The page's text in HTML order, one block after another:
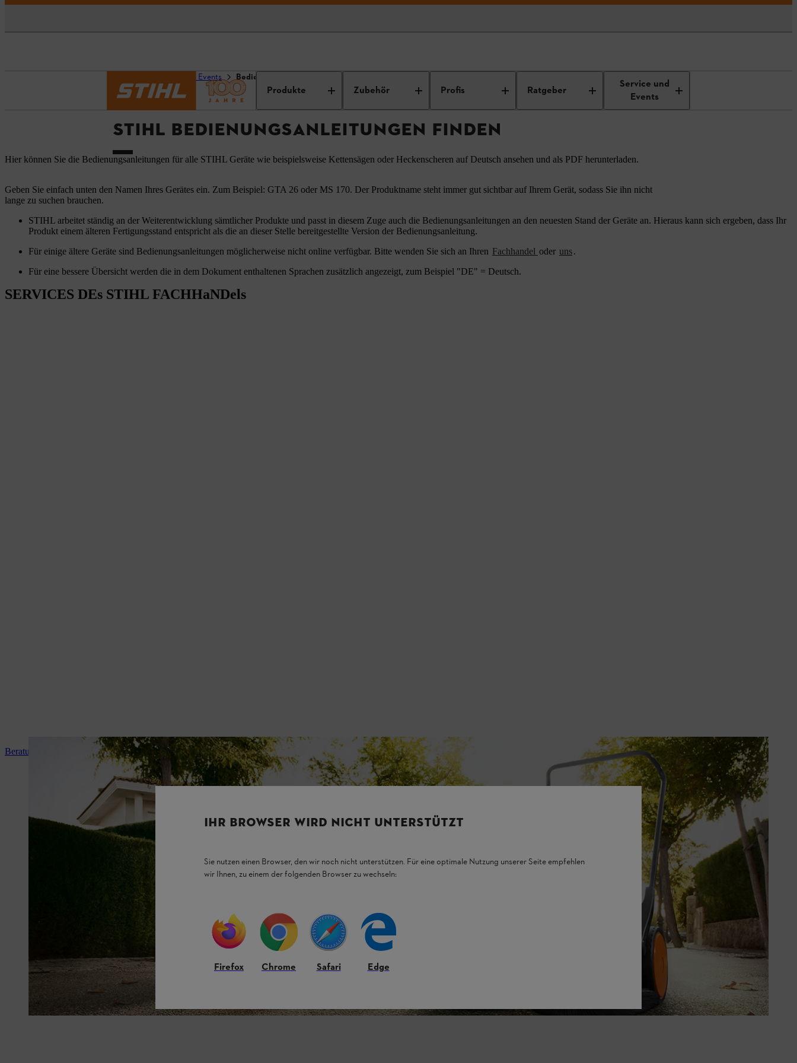
Produkte Zubehör Profis Ratgeber
Service und
Events
Service und Events Bedienungsanleitungen
STIHL BEDIENUNGSANLEITUNGEN FINDEN
Hier können Sie die Bedienungsanleitungen für alle STIHL Geräte wie beispielsweise Kettensägen oder Heckenscheren auf Deutsch ansehen und als PDF herunterladen.
Geben Sie einfach unten den Namen Ihres Gerätes ein. Zum Beispiel: GTA 26 oder MS 170. Der Produktname steht immer gut sichtbar auf Ihrem Gerät, sodass Sie ihn nicht
lange zu suchen brauchen.
STIHL arbeitet ständig an der Weiterentwicklung sämtlicher Produkte und passt in diesem Zuge auch die Bedienungsanleitungen an den neuesten Stand der Geräte an. Hieraus kann sich ergeben, dass Ihr
Produkt einem älteren Fertigungsstand entspricht als die an dieser Stelle bereitgestellte Version der Bedienungsanleitung.
Für einige ältere Geräte sind Bedienungsanleitungen möglicherweise nicht online verfügbar. Bitte wenden Sie sich an Ihren Fachhandel oder uns.
Für eine bessere Übersicht werden die in dem Dokument enthaltenen Sprachen zusätzlich angezeigt, zum Beispiel "DE" = Deutsch.
SERVICES DEs STIHL FACHHaNDels
Beratung und Produkteinweisung
IHR BROWSER WIRD NICHT UNTERSTÜTZT
Sie nutzen einen Browser, den wir noch nicht unterstützen. Für eine optimale Nutzung unserer Seite empfehlen
wir Ihnen, zu einem der folgenden Browser zu wechseln:
Firefox Chrome Safari Edge